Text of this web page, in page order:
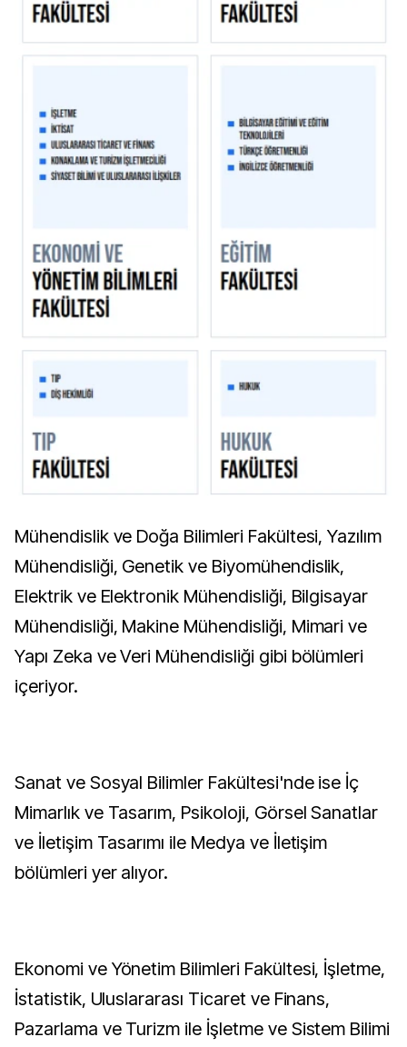
Mühendislik ve Doğa Bilimleri Fakültesi, Yazılım
Mühendisliği, Genetik ve Biyomühendislik,
Elektrik ve Elektronik Mühendisliği, Bilgisayar
Mühendisliği, Makine Mühendisliği, Mimari ve
Yapı Zeka ve Veri Mühendisliği gibi bölümleri
içeriyor.
Sanat ve Sosyal Bilimler Fakültesi'nde ise İç
Mimarlık ve Tasarım, Psikoloji, Görsel Sanatlar
ve İletişim Tasarımı ile Medya ve İletişim
bölümleri yer alıyor.
Ekonomi ve Yönetim Bilimleri Fakültesi, İşletme,
İstatistik, Uluslararası Ticaret ve Finans,
Pazarlama ve Turizm ile İşletme ve Sistem Bilimi